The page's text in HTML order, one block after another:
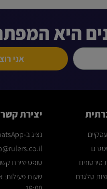
היא
אני
סירטונים
טלגרם
יצירת קשר
נציג ב-WhatsApp
טופס יצירת